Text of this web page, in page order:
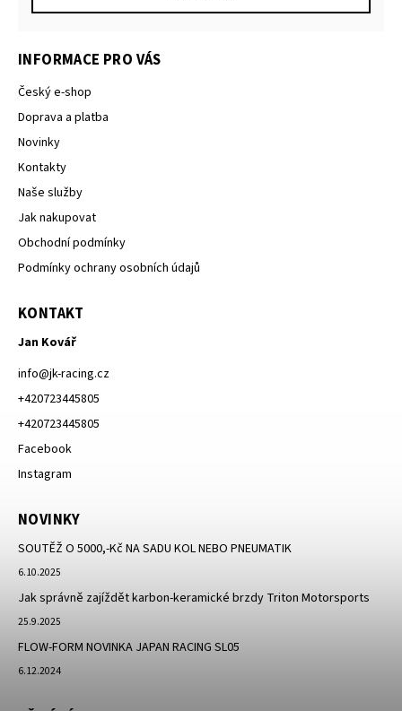
INFORMACE PRO VÁS
Český e-shop
Doprava a platba
Novinky
Kontakty
Naše služby
Jak nakupovat
Obchodní podmínky
Podmínky ochrany osobních údajů
KONTAKT
Jan Kovář
info@jk-racing.cz
+420723445805
+420723445805
Facebook
Instagram
NOVINKY
SOUTĚŽ O 5000,-Kč NA SADU KOL NEBO PNEUMATIK
6.10.2025
Jak správně zajíždět karbon-keramické brzdy Triton Motorsports
25.9.2025
FLOW-FORM NOVINKA JAPAN RACING SL05
6.12.2024